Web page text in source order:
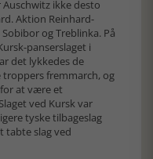
ikke desto
Aktion Reinhard-
og Treblinka. På
panserslaget i
det lykkedes de
troppers fremmarch, og
for at være et
ved Kursk var
tyske tilbageslag
tabte slag ved